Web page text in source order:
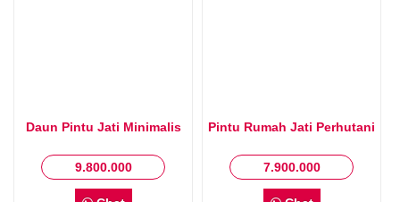
Daun Pintu Jati Minimalis
9.800.000
Pintu Rumah Jati Perhutani
7.900.000